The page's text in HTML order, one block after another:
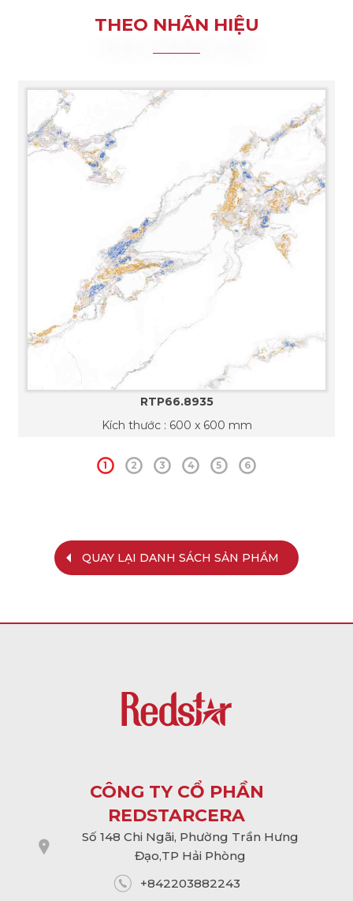
THEO NHÃN HIỆU
RTP66.8935
Kích thước : 600 x 600 mm
1 2 3 4 5 6
QUAY LẠI DANH SÁCH SẢN PHẨM
CÔNG TY CỔ PHẦN
REDSTARCERA
Số 148 Chi Ngãi, Phường Trần Hưng
Đạo,TP Hải Phòng
+842203882243